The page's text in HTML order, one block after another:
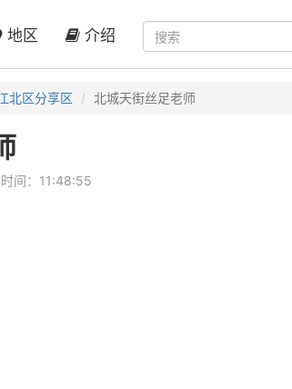
地区 介绍
北区分享区 北城天街丝足老师
时间：11:48:55